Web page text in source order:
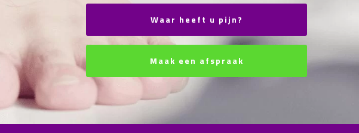
Waar heeft u pijn?
Maak een afspraak